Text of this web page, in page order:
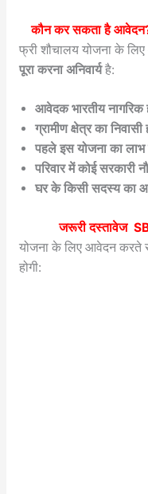
कौन कर सकता है
फ्री शौचालय योजना के
पूरा करना अनिवार्यहै:
आवेदक भारतीय नागरिक
ग्रामीण क्षेत्र का निवासी
पहले इस योजना का लाभ
परिवार में कोई सरकारी
घर के किसी सदस्य का
जरूरी दस्तावेज
योजना के लिए आवेदन करते
होगी: